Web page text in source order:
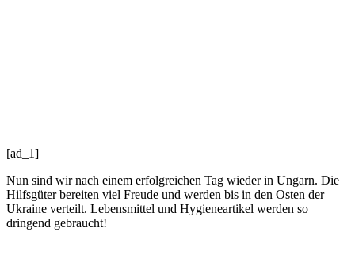
[ad_1]
Nun sind wir nach einem erfolgreichen Tag wieder in Ungarn. Die
Hilfsgüter bereiten viel Freude und werden bis in den Osten der
Ukraine verteilt. Lebensmittel und Hygieneartikel werden so
dringend gebraucht!